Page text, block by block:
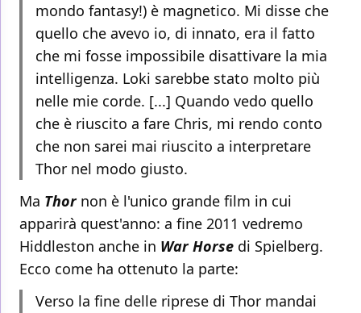
mondo fantasy!) è magnetico. Mi disse che
quello che avevo io, di innato, era il fatto
che mi fosse impossibile disattivare la mia
intelligenza. Loki sarebbe stato molto più
nelle mie corde. [...] Quando vedo quello
che è riuscito a fare Chris, mi rendo conto
che non sarei mai riuscito a interpretare
Thor nel modo giusto.
Ma Thornon è l'unico grande film in cui
apparirà quest'anno: a fine 2011 vedremo
Hiddleston anche in War Horse di Spielberg.
Ecco come ha ottenuto la parte:
Verso la fine delle riprese di Thor mandai